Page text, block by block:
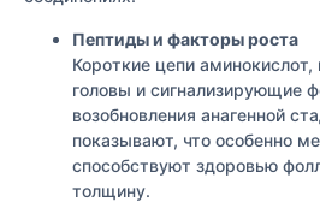
Пептиды и факторы роста
Короткие цепи
головы и сигнализирующие
возобновления анагенной
показывают, что особенно
способствуют здоровью
толщину.